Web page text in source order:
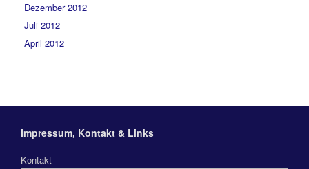
Dezember 2012
Juli 2012
April 2012
Impressum, Kontakt & Links
Kontakt